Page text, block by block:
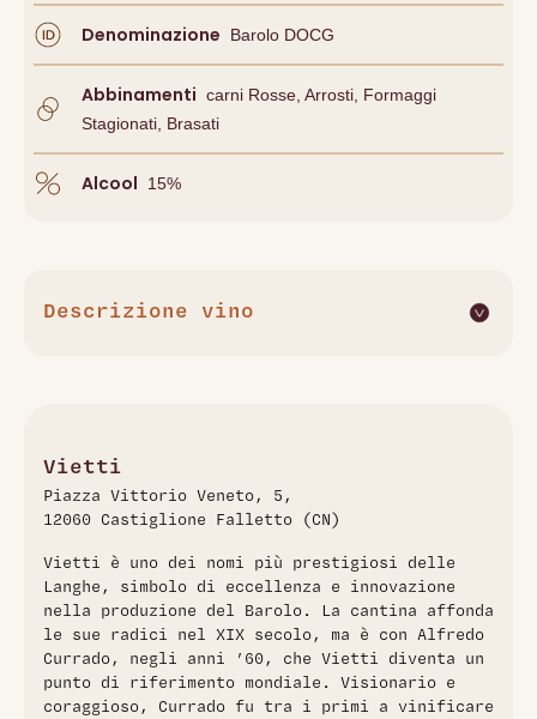
Denominazione Barolo DOCG
Abbinamenti Carni Rosse, Arrosti, Formaggi
Stagionati, Brasati
Alcool 15%
Descrizione vino
integrati. Affinato per 30 mesi in botti di rovere, è prodotto
con uve Nebbiolo provenienti da vigneti situati in alta
montagna. Un vino di grande complessità e carattere,
invecchiamento in bottiglia.
Vietti
Piazza Vittorio Veneto, 5,
12060 Castiglione Falletto (CN)
Vietti è uno dei nomi più prestigiosi delle
Langhe, simbolo di eccellenza e innovazione
nella produzione del Barolo. La cantina affonda
le sue radici nel XIX secolo, ma è con Alfredo
Currado, negli anni ’60, che Vietti diventa un
punto di riferimento mondiale. Visionario e
coraggioso, Currado fu tra i primi a vinificare